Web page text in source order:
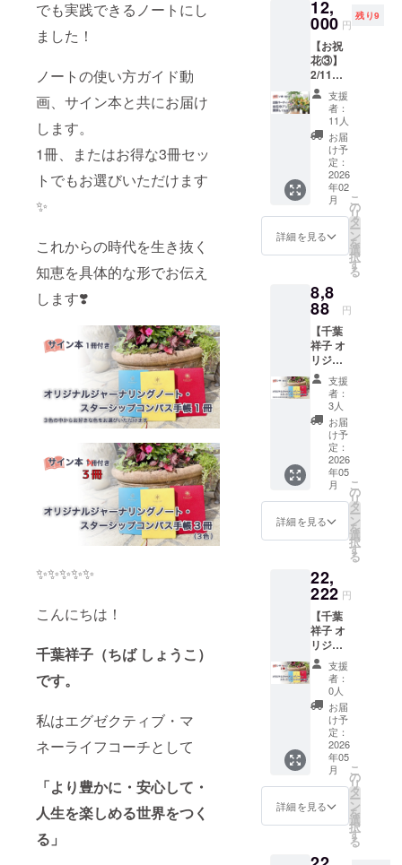
でも実践できるノートにし
ました！
ノートの使い方ガイド動
画、サイン本と共にお届け
します。
1冊、またはお得な3冊セッ
トでもお選びいただけます
✨
これからの時代を生き抜く
知恵を具体的な形でお伝え
します❣️
✨✨✨✨✨
こんにちは！
千葉祥子（ちば しょうこ）
です。
私はエグゼクティブ・マ
ネーライフコーチとして
「より豊かに・安心して・
人生を楽しめる世界をつく
る」
当の豊か
さ」のあり
方を探究
し、ライフ
コーチへ転
身。
現在は、金
融知識と心
理学的アプ
ローチを融
「奪われな
と「愛され
るマネーラ
イフ」の実
現をサポー
トしてい
る。
ティー
の二次
会で
す！＋
サイン
本1冊
たった2
日で満
席と
なっ
た、
しょう
この出
版記念
講演会
＆パー
ティー
に、カ
ジュア
ルパー
ティー
を行い
ます！
年末
は、も
う他の
予定が
入って
た・・
申し込
もうと
思った
けれ
ど、満
た・・
という
お声が
多かっ
たこと
もあ
り、年
末の
パー
ティー
の二次
会的な
感覚
で、第2
弾のイ
を企画
しまし
12,
000 円
残り9
【お祝
花③】
2/11の
出版感
謝カ
ジュア
ルパー
ティー
会場に
フラ
ワーア
レンジ
メント
(お名前
入り)を
お届け
す！
＋ サ
イン本1
冊 2026
年2月11
日に東
京で行
われる
第2弾出
版感謝
講演会&
パー
ティー
を華や
かに彩
るフラ
ワーア
たのお
名前を
いれて
会場に
お届け
しま
す。 配
送手配
のお手
間をか
けず
に、お
祝いの
気持ち
をお花
に添え
て直接
支援
者：
11人
お届
け予
定：
2026
年02
月
詳細を見る
こ
の
リ
タ
ー
ン
を
選
択
す
る
8,8
88 円
【千葉
祥子 オ
リジナ
ル
ジャー
ナリン
グノー
ト・ス
ター
シップ
コンパ
ス1冊】
（お好
きな色
をお選
びいた
す。サ
イン本1
冊と使
い方動
画付き)
初のオ
リジナ
ルの
ジャー
ナリン
グノー
トを作
成しま
した！
千葉祥
子がこ
れまで
叶えて
支援
者：
3人
お届
け予
定：
2026
年05
月
詳細を見る
こ
の
リ
タ
ー
ン
を
選
択
す
る
22,
222 円
【千葉
祥子 オ
リジナ
ル
ジャー
ナリン
グノー
ト・ス
ター
シップ
コンパ
ス3冊】
（お好
きな色
をお選
びいた
す。サ
支援
者：
0人
お届
け予
定：
2026
年05
月
詳細を見る
こ
の
リ
タ
ー
ン
を
選
択
す
る